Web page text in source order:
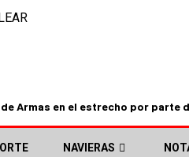
Armas en el estrecho por parte
NAVIERAS